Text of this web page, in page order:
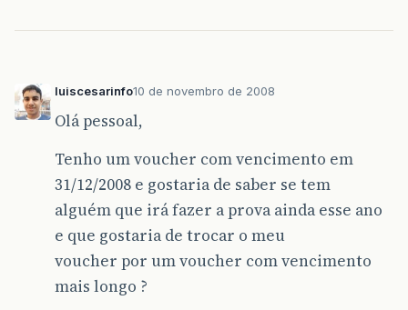
luiscesarinfo10 de novembro de 2008
Olá pessoal,
Tenho um voucher com vencimento em
31/12/2008 e gostaria de saber se tem
alguém que irá fazer a prova ainda esse ano
e que gostaria de trocar o meu
voucher por um voucher com vencimento
mais longo ?